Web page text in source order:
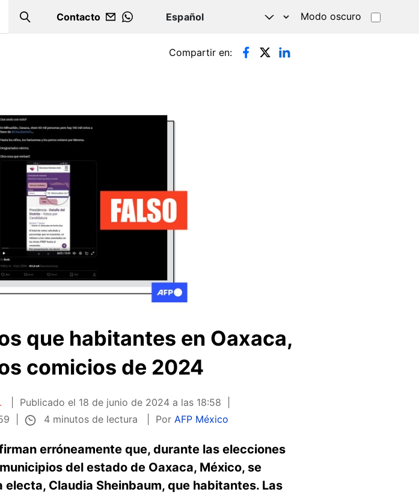
Search
Contacto
WHATSAPP
Modo oscuro
Compartir en:
que habitantes en Oaxaca,
comicios de 2024
Publicado el 18 de junio de 2024 a las 18:58
4 minutos de lectura Por AFP México
erróneamente que, durante las elecciones
del estado de Oaxaca, México, se
Claudia Sheinbaum, que habitantes. Las